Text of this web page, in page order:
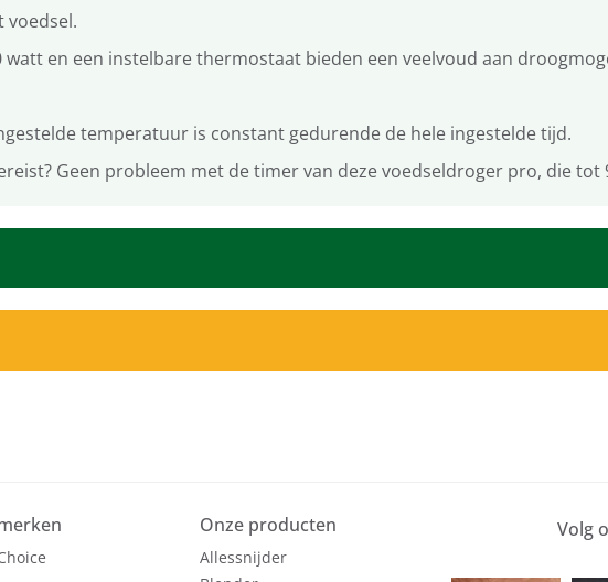
voedsel.
en een instelbare thermostaat bieden een veelvoud aan
temperatuur is constant gedurende de hele ingestelde tijd.
Geen probleem met de timer van deze voedseldroger pro, die tot
Onze producten
Allessnijder
Volg